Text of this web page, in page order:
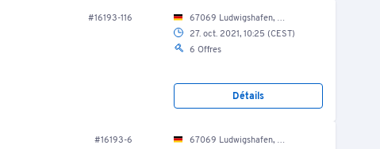
#16193-116
67069 Ludwigshafen, Nordring 46/ Fuhrpark
27. oct. 2021, 10:25 (CEST)
6 Offres
Détails
#16193-6
67069 Ludwigshafen, Nordring 46/ Verwaltung/ EG/ Werkzeuglager